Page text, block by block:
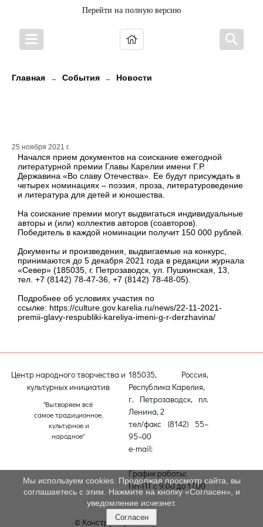
Перейти на полную версию
Главная → События → Новости
25 ноября 2021 г.
Начался прием документов на соискание ежегодной
литературной премии Главы Карелии имени Г.Р.
Державина «Во славу Отечества». Ее будут присуждать в
четырех номинациях – поэзия, проза, литературоведение
и литература для детей и юношества.
На соискание премии могут выдвигаться индивидуальные
авторы и (или) коллектив авторов (соавторов).
Победитель в каждой номинации получит 150 000 рублей.
Документы и произведения, выдвигаемые на конкурс,
принимаются до 5 декабря 2021 года в редакции журнала
«Север» (185035, г. Петрозаводск, ул. Пушкинская, 13,
тел. +7 (8142) 78-47-36, +7 (8142) 78-48-05).
Подробнее об условиях участия по
ссылке: https://culture.gov.karelia.ru/news/22-11-2021-
premii-glavy-respubliki-kareliya-imeni-g-r-derzhavina/
Центр народного творчества и
культурных инициатив
"Вытворяем всё
самое традиционное,
культурное и
народное"
185035, Россия,
Республика Карелия,
г. Петрозаводск, пл.
Ленина, 2
тел/факс (8142) 55–
95–00
e-mail:
График работы:
ПН-ПТ с 9.00 до 17.00
© Конструктор сайтов
Мы используем cookies. Продолжая просмотр сайта, вы
соглашаетесь с этим. Нажмите на кнопку «Согласен», и
уведомление исчезнет.
Согласен